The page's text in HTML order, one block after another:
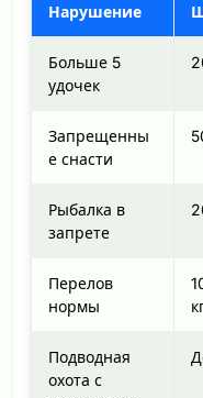
Нарушение
Больше 5
удочек
Запрещенны
е снасти
Рыбалка в
запрете
Перелов
нормы
Подводная
охота с